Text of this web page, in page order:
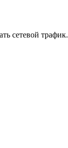
сетевой трафик.